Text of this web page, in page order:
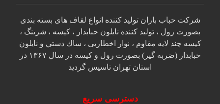
شرکت حباب باران توليد كننده انواع لفاف های بسته بندی
بصورت رول ، تولید کننده نایلون حبابدار ، كيسه ، شرينگ ،
كيسه چند لايه مقاوم ، نوار اخطاريی ، ساك دستي و نايلون
حبابدار (ضربه گير) بصورت رول و كيسه در سال ۱۳۶۷ در
استان تهران تاسيس گرديد
دسترسی سریع